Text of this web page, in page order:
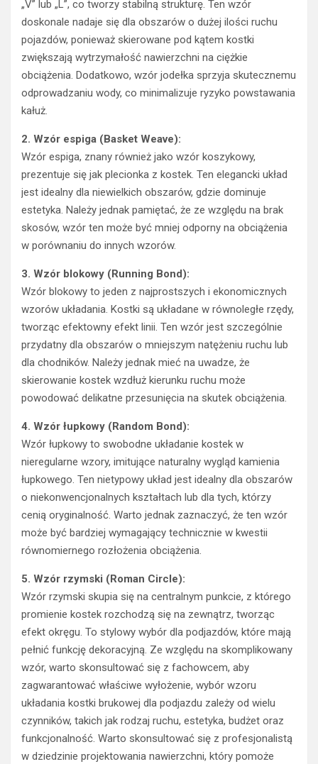
„V” lub „L”, co tworzy stabilną strukturę. Ten wzór
doskonale nadaje się dla obszarów o dużej ilości ruchu
pojazdów, ponieważ skierowane pod kątem kostki
zwiększają wytrzymałość nawierzchni na ciężkie
obciążenia. Dodatkowo, wzór jodełka sprzyja skutecznemu
odprowadzaniu wody, co minimalizuje ryzyko powstawania
kałuż.
2. Wzór espiga (Basket Weave):
Wzór espiga, znany również jako wzór koszykowy,
prezentuje się jak plecionka z kostek. Ten elegancki układ
jest idealny dla niewielkich obszarów, gdzie dominuje
estetyka. Należy jednak pamiętać, że ze względu na brak
skosów, wzór ten może być mniej odporny na obciążenia
w porównaniu do innych wzorów.
3. Wzór blokowy (Running Bond):
Wzór blokowy to jeden z najprostszych i ekonomicznych
wzorów układania. Kostki są układane w równoległe rzędy,
tworząc efektowny efekt linii. Ten wzór jest szczególnie
przydatny dla obszarów o mniejszym natężeniu ruchu lub
dla chodników. Należy jednak mieć na uwadze, że
skierowanie kostek wzdłuż kierunku ruchu może
powodować delikatne przesunięcia na skutek obciążenia.
4. Wzór łupkowy (Random Bond):
Wzór łupkowy to swobodne układanie kostek w
nieregularne wzory, imitujące naturalny wygląd kamienia
łupkowego. Ten nietypowy układ jest idealny dla obszarów
o niekonwencjonalnych kształtach lub dla tych, którzy
cenią oryginalność. Warto jednak zaznaczyć, że ten wzór
może być bardziej wymagający technicznie w kwestii
równomiernego rozłożenia obciążenia.
5. Wzór rzymski (Roman Circle):
Wzór rzymski skupia się na centralnym punkcie, z którego
promienie kostek rozchodzą się na zewnątrz, tworząc
efekt okręgu. To stylowy wybór dla podjazdów, które mają
pełnić funkcję dekoracyjną. Ze względu na skomplikowany
wzór, warto skonsultować się z fachowcem, aby
zagwarantować właściwe wyłożenie, wybór wzoru
układania kostki brukowej dla podjazdu zależy od wielu
czynników, takich jak rodzaj ruchu, estetyka, budżet oraz
funkcjonalność. Warto skonsultować się z profesjonalistą
w dziedzinie projektowania nawierzchni, który pomoże